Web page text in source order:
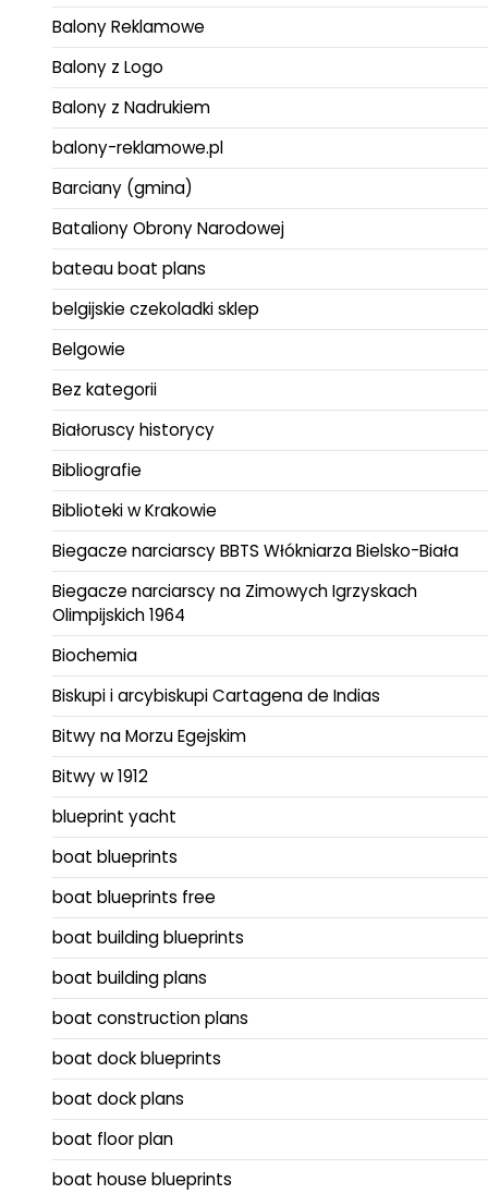
Balony Reklamowe
Balony z Logo
Balony z Nadrukiem
balony-reklamowe.pl
Barciany (gmina)
Bataliony Obrony Narodowej
bateau boat plans
belgijskie czekoladki sklep
Belgowie
Bez kategorii
Białoruscy historycy
Bibliografie
Biblioteki w Krakowie
Biegacze narciarscy BBTS Włókniarza Bielsko-Biała
Biegacze narciarscy na Zimowych Igrzyskach
Olimpijskich 1964
Biochemia
Biskupi i arcybiskupi Cartagena de Indias
Bitwy na Morzu Egejskim
Bitwy w 1912
blueprint yacht
boat blueprints
boat blueprints free
boat building blueprints
boat building plans
boat construction plans
boat dock blueprints
boat dock plans
boat floor plan
boat house blueprints